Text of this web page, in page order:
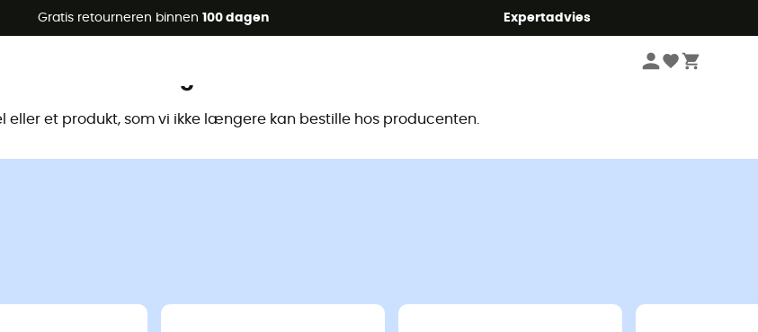
Gratis retourneren binnen 100 dagen Expertadvies
🔥 -5% EXTRA vanaf 2 producten* met code Summer5
eller et produkt, som vi ikke længere kan bestille hos producenten.